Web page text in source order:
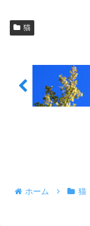
猫
ホーム 猫